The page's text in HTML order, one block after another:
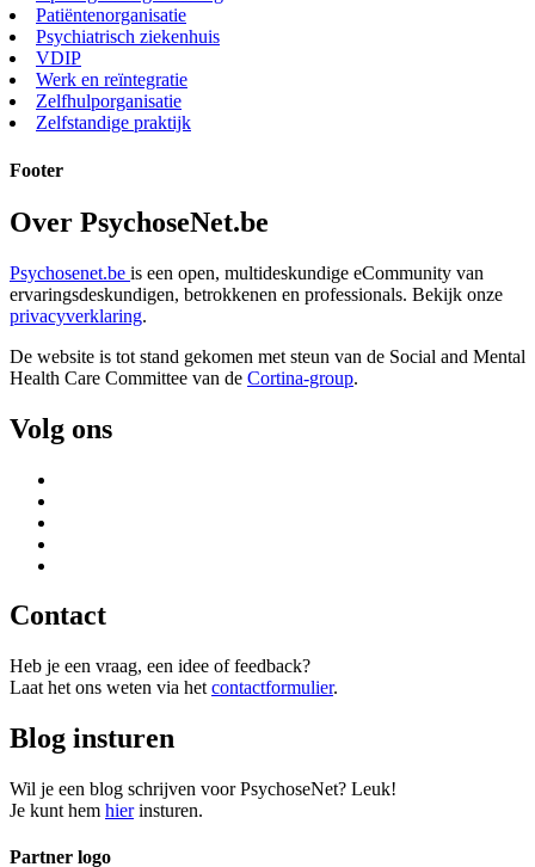
Patiëntenorganisatie
Psychiatrisch ziekenhuis
VDIP
Werk en reïntegratie
Zelfhulporganisatie
Zelfstandige praktijk
Footer
Over PsychoseNet.be
Psychosenet.be is een open, multideskundige eCommunity van
ervaringsdeskundigen, betrokkenen en professionals. Bekijk onze
privacyverklaring.
De website is tot stand gekomen met steun van de Social and Mental
Health Care Committee van de Cortina-group.
Volg ons
Contact
Heb je een vraag, een idee of feedback?
Laat het ons weten via het contactformulier.
Blog insturen
Wil je een blog schrijven voor PsychoseNet? Leuk!
Je kunt hem hierinsturen.
Partner logo